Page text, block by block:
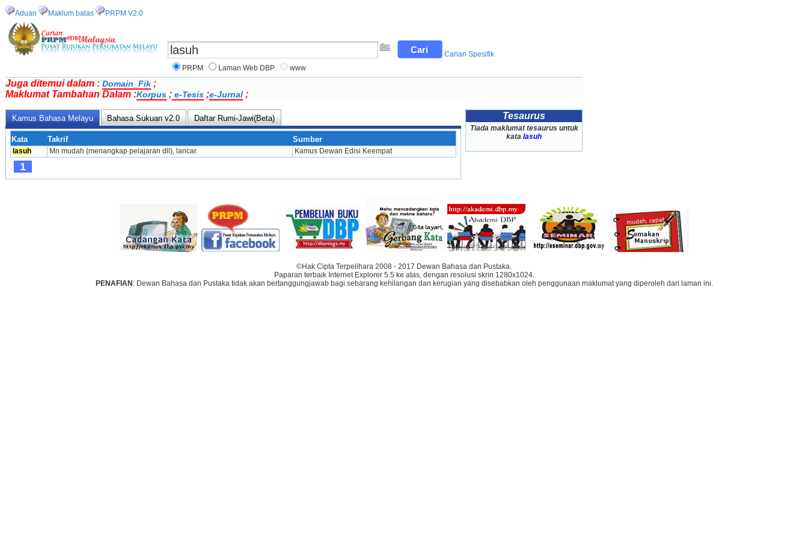
Aduan Maklum balas PRPM V2.0
Carian Spesifik
PRPM
Laman Web DBP www
Juga ditemui dalam : Domain_Fik ;
Maklumat Tambahan Dalam :Korpus ; e-Tesis ;e-Jurnal ;
Kamus Bahasa Melayu Bahasa Sukuan v2.0 Daftar Rumi-Jawi(Beta)
Kata Takrif Sumber
lasuh Mn mudah (menangkap pelajaran dll), lancar. Kamus Dewan Edisi Keempat
1
Tesaurus
Tiada maklumat tesaurus untuk
kata lasuh
©Hak Cipta Terpelihara 2008 - 2017 Dewan Bahasa dan Pustaka.
Paparan terbaik Internet Explorer 5.5 ke atas, dengan resolusi skrin 1280x1024.
PENAFIAN : Dewan Bahasa dan Pustaka tidak akan bertanggungjawab bagi sebarang kehilangan dan kerugian yang disebabkan oleh penggunaan maklumat yang diperoleh dari laman ini.